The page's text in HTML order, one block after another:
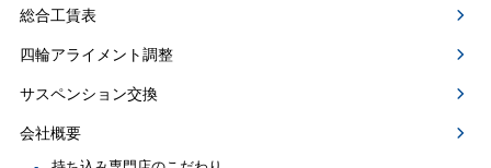
総合工賃表
四輪アライメント調整
サスペンション交換
会社概要